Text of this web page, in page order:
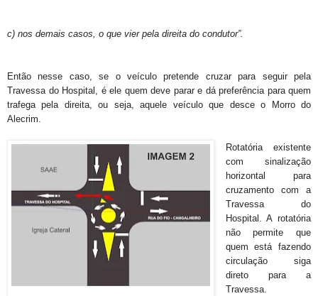
c) nos demais casos, o que vier pela direita do condutor”.
Então nesse caso, se o veículo pretende cruzar para seguir pela
Travessa do Hospital, é ele quem deve parar e dá preferência para quem
trafega pela direita, ou seja, aquele veículo que desce o Morro do
Alecrim.
Rotatória existente
com sinalização
horizontal para
cruzamento com a
Travessa do
Hospital. A rotatória
não permite que
quem está fazendo
circulação siga
direto para a
Travessa.